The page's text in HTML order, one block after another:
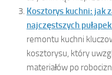
Kosztorys kuchni: jak
najczęstszych
remontu kuchni
kosztorysu, który
materiałów po